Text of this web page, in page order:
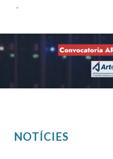
.
NOTÍCIES